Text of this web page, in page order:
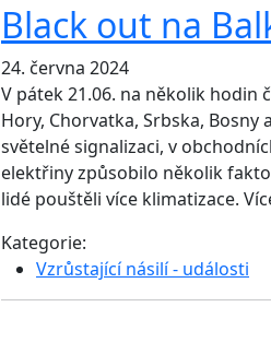
Black out na
24. června 2024
V pátek 21.06. na několik hodin
Hory, Chorvatka, Srbska,
světelné signalizaci, v
elektřiny způsobilo několik
lidé pouštěli více klimatizace.
Kategorie:
Vzrůstající násilí - události